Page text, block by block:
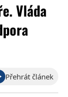
Vláda
Přehrát článek